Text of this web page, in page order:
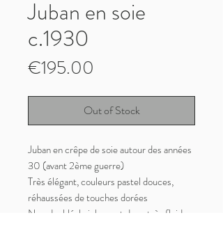
Juban en soie
c.1930
€195.00
Out of Stock
Juban en crêpe de soie autour des années
30 (avant 2ème guerre)
Très élégant, couleurs pastel douces,
réhaussées de touches dorées
Non doublé, le juban est donc très fluide